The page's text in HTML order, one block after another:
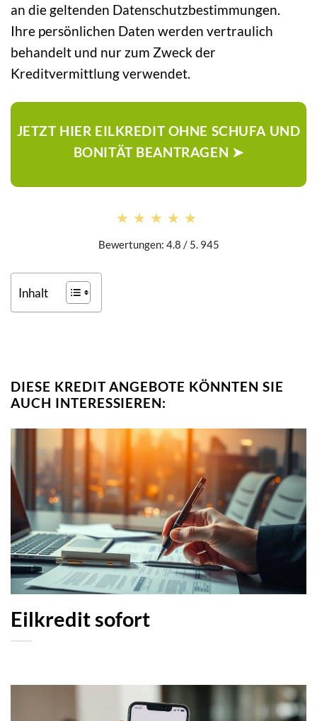
an die geltenden Datenschutzbestimmungen.
Ihre persönlichen Daten werden vertraulich
behandelt und nur zum Zweck der
Kreditvermittlung verwendet.
JETZT HIER EILKREDIT OHNE SCHUFA UND
BONITÄT BEANTRAGEN ➤
★★★★★
★★★★★
Bewertungen: 4.8 / 5. 945
Inhalt
DIESE KREDIT ANGEBOTE KÖNNTEN SIE
AUCH INTERESSIEREN:
Eilkredit sofort